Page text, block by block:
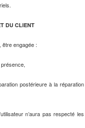
DU CLIENT
engagée :
postérieure à la réparation
n’aura pas respecté les